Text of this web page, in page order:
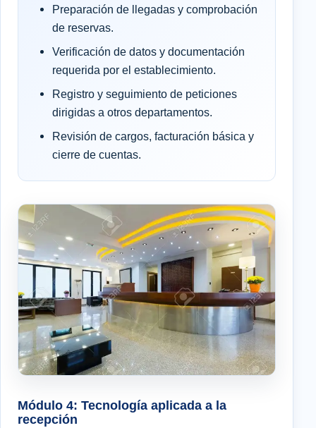
Preparación de llegadas y comprobación
de reservas.
Verificación de datos y documentación
requerida por el establecimiento.
Registro y seguimiento de peticiones
dirigidas a otros departamentos.
Revisión de cargos, facturación básica y
cierre de cuentas.
Módulo 4: Tecnología aplicada a la
recepción